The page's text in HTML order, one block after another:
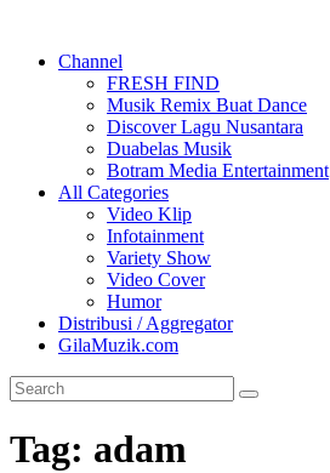
Channel
FRESH FIND
Musik Remix Buat Dance
Discover Lagu Nusantara
Duabelas Musik
Botram Media Entertainment
All Categories
Video Klip
Infotainment
Variety Show
Video Cover
Humor
Distribusi / Aggregator
GilaMuzik.com
Tag: adam